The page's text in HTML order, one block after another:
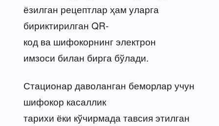
ёзилган рецептлар ҳам уларга
бириктирилган QR-
код ва шифокорнинг электрон
имзоси билан бирга бўлади.
Стационар даволанган беморлар учун
шифокор касаллик
тарихи ёки кўчирмада тавсия этилган